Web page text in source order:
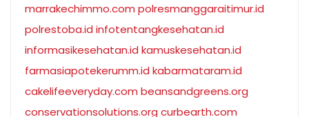
marrakechimmo.com polresmanggaraitimur.id
polrestoba.id infotentangkesehatan.id
informasikesehatan.id kamuskesehatan.id
farmasiapotekerumm.id kabarmataram.id
cakelifeeveryday.com beansandgreens.org
conservationsolutions.org curbearth.com